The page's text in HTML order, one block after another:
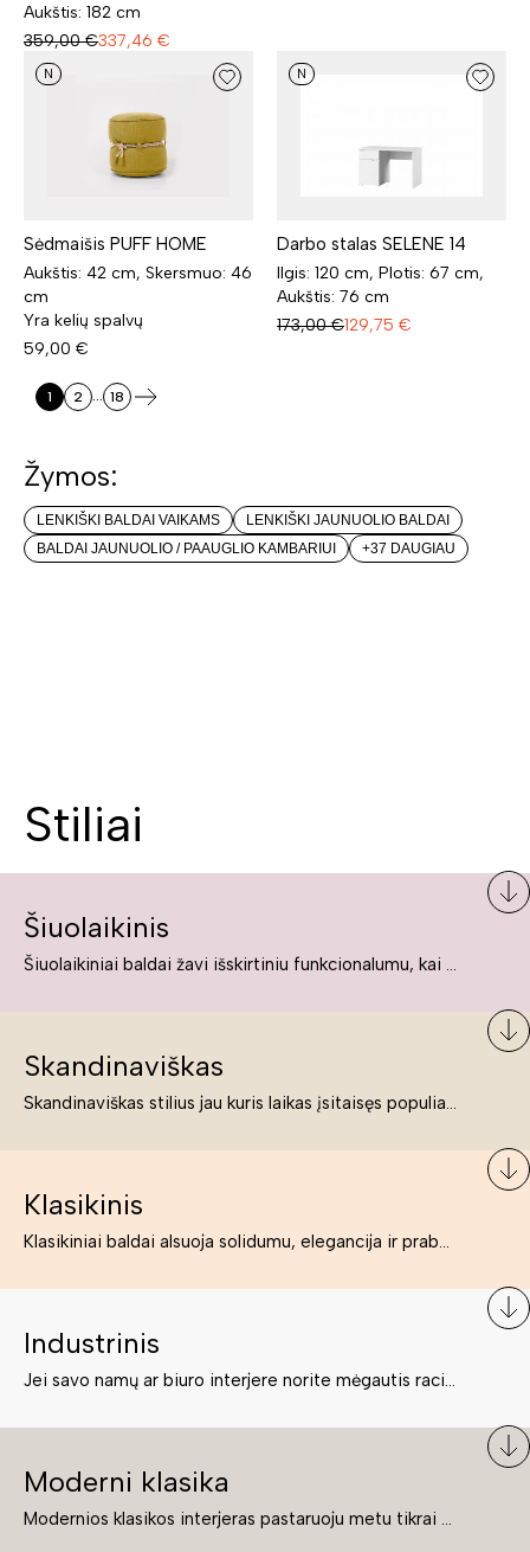
Aukštis: 182 cm
359,00 €337,46 €
N
Sėdmaišis PUFF HOME
Aukštis: 42 cm, Skersmuo: 46
cm
Yra kelių spalvų
59,00 €
N
Darbo stalas SELENE 14
Ilgis: 120 cm, Plotis: 67 cm,
Aukštis: 76 cm
173,00 €129,75 €
1 2 ... 18
Žymos:
LENKIŠKI BALDAI VAIKAMS
LENKIŠKI JAUNUOLIO BALDAI
BALDAI JAUNUOLIO / PAAUGLIO KAMBARIUI
+37 DAUGIAU
Stiliai
Šiuolaikinis
Šiuolaikiniai baldai žavi išskirtiniu funkcionalumu, kai kurie jų pelnytai net pavadinami meno kūriniais, nes jie tikrai yra išskirtiniai, originalūs ir puikiai atliepiantys į šiuolaikinių žmonių poreikius bei gyvenimo būdo ypatumus.
Skandinaviškas
Skandinaviškas stilius jau kuris laikas įsitaisęs populiariausiųjų sąraše. Namai, butai labai dažnai įrengiami remiantis būtent šio stiliaus ypatumais. Dėl švelnių spalvų, praktiškumo ir estetikos jis masina tuos, kurie neabejingi šviesiem ar neutralių spalvų koloritui, paprastumui, funkcionalumui, natūralumui ir stilingai estetikai. Platų skandinaviškų baldų spektrą rasite „Deinavos baldų“ asortimente.
Klasikinis
Klasikiniai baldai alsuoja solidumu, elegancija ir prabanga. Paprastai jie būna masyvūs, kuria didybės įspūdį. Neabejotinai jie bus geriausias pasirinkimas estetiškam ir rafinuotam klasikiniam namų interjerui. Kartais klasikiniai baldai traktuojami kaip senoviniai, bet tai ne tiesa – klasika yra stilius, neišsemiama elegancija ir rafinuotumas.
Industrinis
Jei savo namų ar biuro interjere norite mėgautis racionaliai išnaudotomis erdvėmis, funkcionalumu ir esate neabejingi tamsesniam koloritui bei praktiškiems sprendimams, tuomet industrinis stilius bus būtent tai, ko Jums reikia. O industrinio stiliaus baldus išsirinksite mūsų asortimente.
Moderni klasika
Modernios klasikos interjeras pastaruoju metu tikrai yra „ant bangos“. Tie, kurie nenori pernelyg nutolti nuo klasikos, bet drauge žavisi šiuolaikiškais sprendimais, su malonumu savo namuose kuria klasikos ir modernaus interjero tandemą – elegantišką, subtilų ir žavingą.